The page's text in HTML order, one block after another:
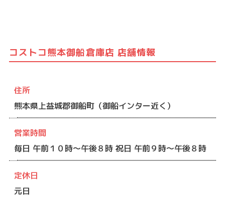
コストコ熊本御船倉庫店 店舗情報
住所
熊本県上益城郡御船町（御船インター近く）
営業時間
毎日 午前１０時〜午後８時 祝日 午前９時〜午後８時
定休日
元日